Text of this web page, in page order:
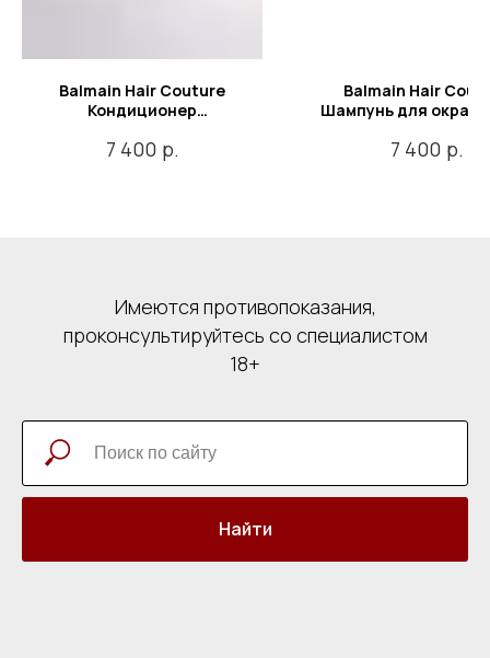
Balmain Hair Couture
Кондиционер
Revitalizing conditioner, 300
7 400 р.
Balmain Hair
Шампунь для
Shampoo, 300
7 400 р.
Имеются противопоказания,
проконсультируйтесь со специалистом
18+
Найти